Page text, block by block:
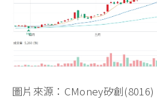
圖片來源：CMoney矽創(8016)